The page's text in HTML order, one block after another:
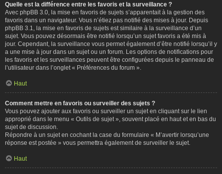
Quelle est la différence entre les favoris et la surveillance ?
Avec phpBB 3.0, la mise en favoris de sujets s’apparentait à la gestion des
favoris dans un navigateur. Vous n’étiez pas notifié des mises à jour. Depuis
phpBB 3.1, la mise en favoris de sujets est similaire à la surveillance d’un
sujet. Vous pouvez désormais être notifié lorsqu’un sujet favoris a été mis à
jour. Cependant, la surveillance vous permet également d’être notifié lorsqu’il y
a une mise à jour dans un sujet ou un forum. Les options de notifications pour
les favoris et les surveillances peuvent être configurées depuis le panneau de
l’utilisateur dans l’onglet « Préférences du forum ».
Haut
Comment mettre en favoris ou surveiller des sujets ?
Vous pouvez ajouter aux favoris ou surveiller un sujet en cliquant sur le lien
approprié dans le menu « Outils de sujet », souvent placé en haut et en bas du
sujet de discussion.
Répondre à un sujet en cochant la case du formulaire « M’avertir lorsqu’une
réponse est postée » vous permettra également de surveiller le sujet.
Haut